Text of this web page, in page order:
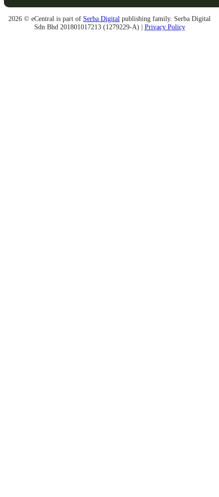
2026 © eCentral is part of Serba Digital publishing family. Serba Digital
Sdn Bhd 201801017213 (1279229-A) | Privacy Policy